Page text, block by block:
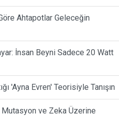
Ahtapotlar Geleceğin
İnsan Beyni Sadece 20 Watt
'Ayna Evren' Teorisiyle Tanışın
ve Zeka Üzerine